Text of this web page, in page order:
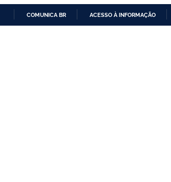
COMUNICA BR ACESSO À INFORMAÇÃO